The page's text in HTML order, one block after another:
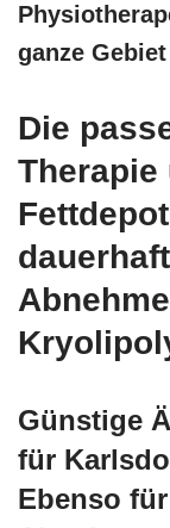
ganze
Die
Therapie
Günstige
für
Ebenso